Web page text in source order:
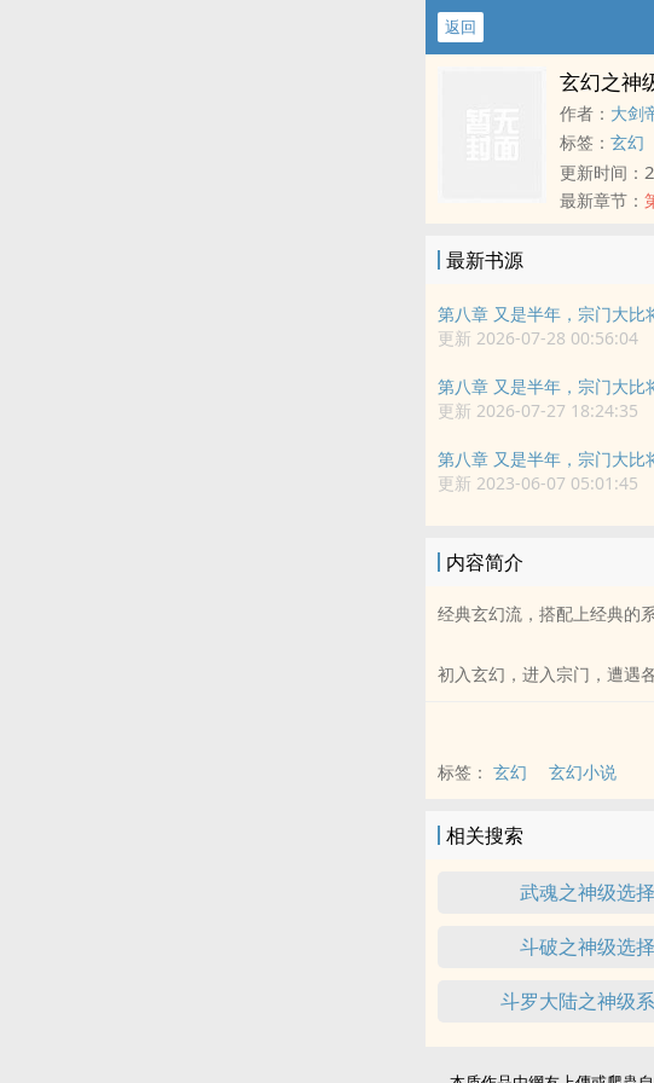
返回
玄幻之神
作者： 大剑
标签： 玄幻
更新时间：
最新章节：
最新书源
第八章 又是半年，宗门大比
更新 2026-07-28 00:56:04
第八章 又是半年，宗门大比
更新 2026-07-27 18:24:35
第八章 又是半年，宗门大比
更新 2023-06-07 05:01:45
内容简介
经典玄幻流，搭配上经典的
初入玄幻，进入宗门，遭遇
标签： 玄幻 玄幻小说
相关搜索
武魂之神级选
斗破之神级选
斗罗大陆之神级